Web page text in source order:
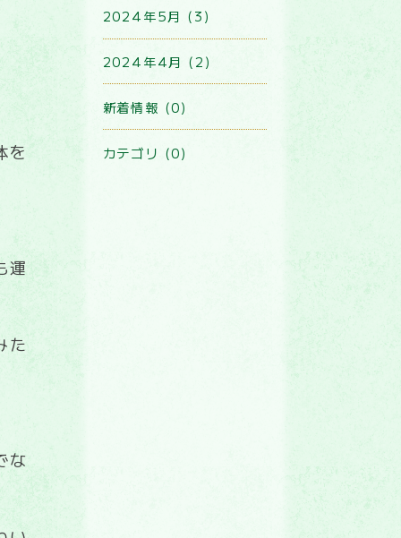
を
運
た
な
2024年5月 (3)
2024年4月 (2)
新着情報 (0)
カテゴリ (0)